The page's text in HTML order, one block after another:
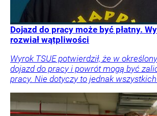
Dojazd do pracy może być płatny.
rozwiał wątpliwości
Wyrok TSUE potwierdził, że w
dojazd do pracy i powrót mogą być
pracy. Nie dotyczy to jednak